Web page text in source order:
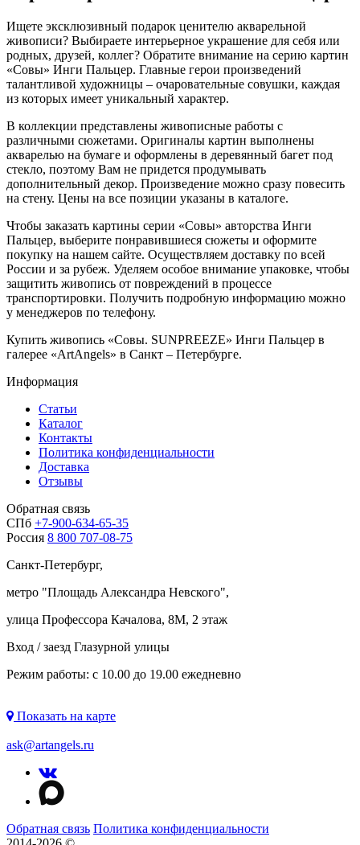
Ищете эксклюзивный подарок ценителю акварельной
живописи? Выбираете интерьерное украшение для себя или
родных, друзей, коллег? Обратите внимание на серию картин
«Совы» Инги Пальцер. Главные герои произведений
талантливой художницы – очаровательные совушки, каждая
из которых имеет уникальный характер.
В коллекции представлены живописные работы с
различными сюжетами. Оригиналы картин выполнены
акварелью на бумаге и оформлены в деревянный багет под
стекло, поэтому Вам не придется продумывать
дополнительный декор. Произведение можно сразу повесить
на стену. Цены на все позиции указаны в каталоге.
Чтобы заказать картины серии «Совы» авторства Инги
Пальцер, выберите понравившиеся сюжеты и оформите
покупку на нашем сайте. Осуществляем доставку по всей
России и за рубеж. Уделяем особое внимание упаковке, чтобы
защитить живопись от повреждений в процессе
транспортировки. Получить подробную информацию можно
у менеджеров по телефону.
Купить живопись «Совы. SUNPREEZE» Инги Пальцер в
галерее «ArtAngels» в Санкт – Петербурге.
Информация
Статьи
Каталог
Контакты
Политика конфиденциальности
Доставка
Отзывы
Обратная связь
СПб +7-900-634-65-35
Россия 8 800 707-08-75
Санкт-Петербург,
метро "Площадь Александра Невского",
улица Профессора Качалова, 8М, 2 этаж
Вход / заезд Глазурной улицы
Режим работы: с 10.00 до 19.00 ежедневно
Показать на карте
ask@artangels.ru
Обратная связь Политика конфиденциальности